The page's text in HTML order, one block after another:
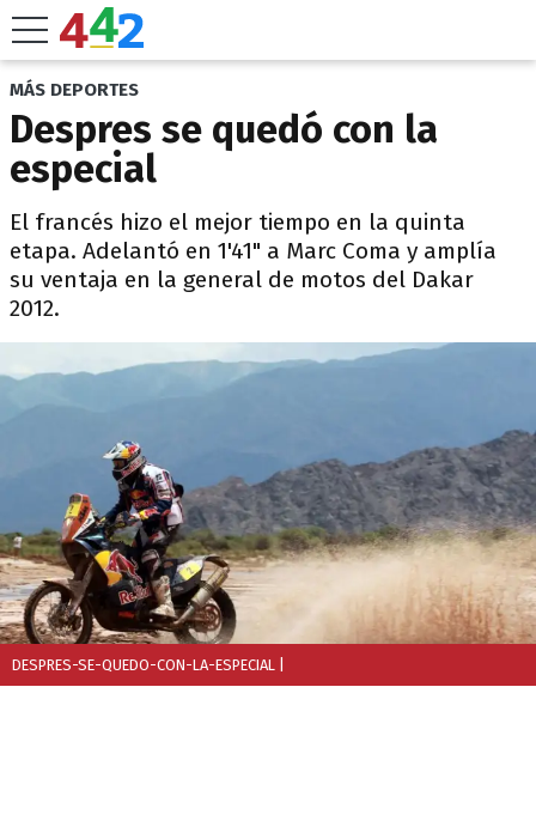
MÁS DEPORTES
Despres se quedó con la
especial
El francés hizo el mejor tiempo en la quinta
etapa. Adelantó en 1'41" a Marc Coma y amplía
su ventaja en la general de motos del Dakar
2012.
DESPRES-SE-QUEDO-CON-LA-ESPECIAL